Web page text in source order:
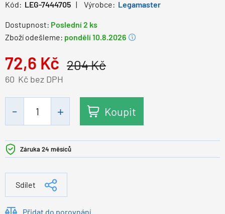
Kód: LEG-7444705 Výrobce: Legamaster
Dostupnost: Poslední 2 ks
Zboží odešleme: pondělí 10.8.2026
204Kč
72,6 Kč
Kč bez DPH
60
Koupit
Záruka 24 měsíců
Sdílet
Přidat do porovnání